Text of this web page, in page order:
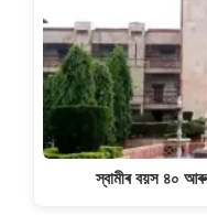
স্বামীৰ বয়স ৪০